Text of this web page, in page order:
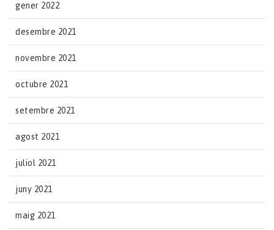
gener 2022
desembre 2021
novembre 2021
octubre 2021
setembre 2021
agost 2021
juliol 2021
juny 2021
maig 2021